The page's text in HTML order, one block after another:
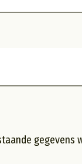
gegevens